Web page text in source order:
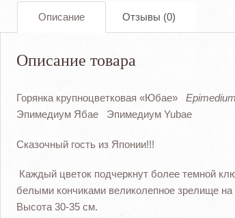
Описание Отзывы (0)
Описание товара
Горянка крупноцветковая «Юбае» Epimedium
Эпимедиум Ябае Эпимедиум Yubae
Сказочный гость из Японии!!!
Каждый цветок подчеркнут более темной
белыми кончиками великолепное зрелище
Высота 30-35 см.